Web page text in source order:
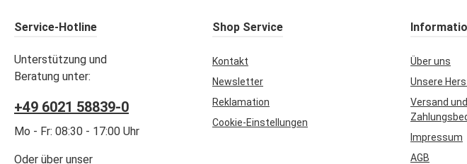
Service-Hotline
Unterstützung und
Beratung unter:
+49 6021 58839-0
Mo - Fr: 08:30 - 17:00 Uhr
Oder über unser
Shop Service
Kontakt
Newsletter
Reklamation
Cookie-Einstellungen
Über uns
Unsere
Versand und
Impressum
AGB